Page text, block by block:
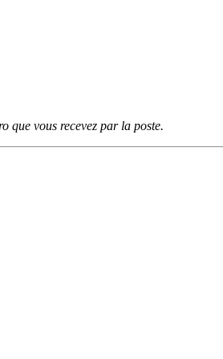
que vous recevez par la poste.